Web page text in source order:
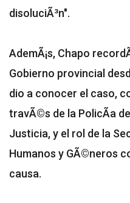
disoluciÃ³n".
AdemÃ¡s, Chapo
Gobierno provincial
dio a conocer el caso,
travÃ©s de la PolicÃ­a
Justicia, y el rol de la
Humanos y GÃ©neros
causa.